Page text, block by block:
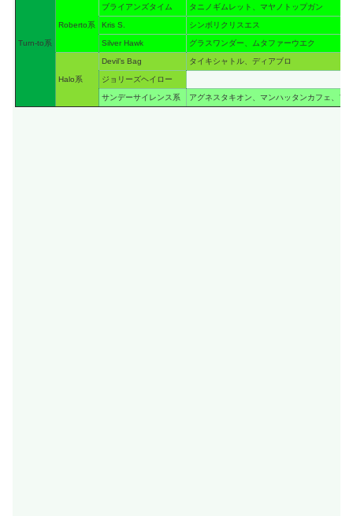
Turn-to系
Roberto系
ブライアンズタイム タニノギムレット、マヤノトップガン
Kris S. シンボリクリスエス
Silver Hawk グラスワンダー、ムタファーウエク
Halo系
Devil’s Bag タイキシャトル、ディアブロ
ジョリーズヘイロー
サンデーサイレンス系 アグネスタキオン、マンハッタンカフェ、フ